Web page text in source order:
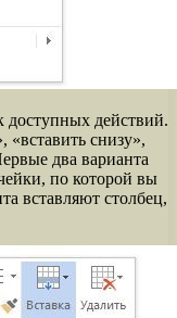
доступных действий.
«вставить снизу»,
два варианта
по которой вы
вставляют столбец,